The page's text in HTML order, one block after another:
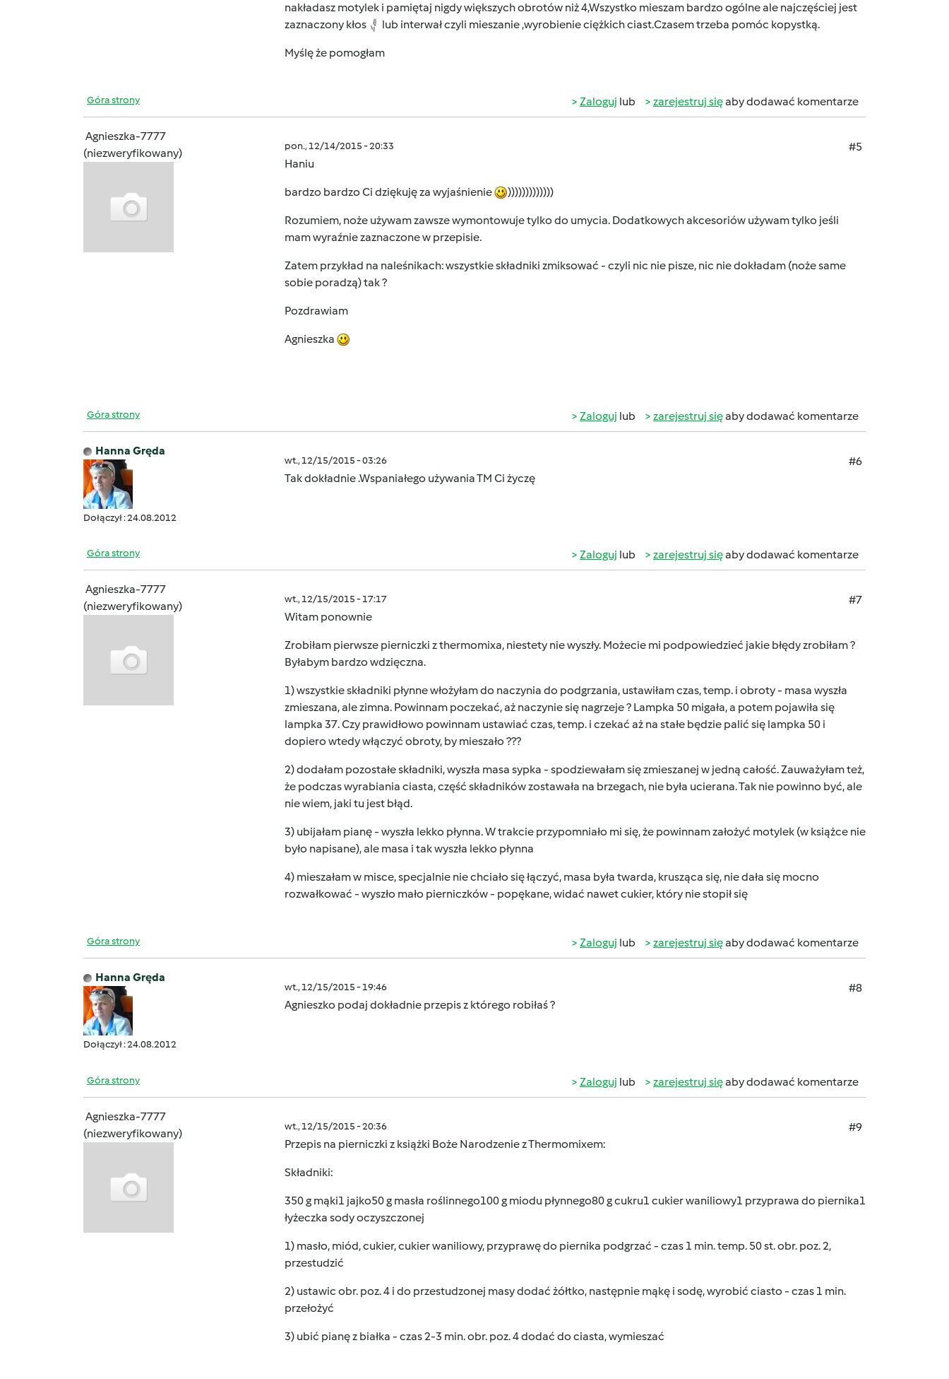
nakładasz motylek i pamiętaj nigdy większych obrotów niż 4,Wszystko mieszam bardzo ogólne ale najczęściej jest
zaznaczony kłos
lub interwał czyli mieszanie ,wyrobienie ciężkich ciast.Czasem trzeba pomóc kopystką.
Myślę że pomogłam
Góra strony Zaloguj lub zarejestruj sięaby dodawać komentarze
Agnieszka-7777
(niezweryfikowany)
pon., 12/14/2015 - 20:33
#5
Haniu
bardzo bardzo Ci dziękuję za wyjaśnienie )))))))))))))
Rozumiem, noże używam zawsze wymontowuje tylko do umycia. Dodatkowych akcesoriów używam tylko jeśli
mam wyraźnie zaznaczone w przepisie.
Zatem przykład na naleśnikach: wszystkie składniki zmiksować - czyli nic nie pisze, nic nie dokładam (noże same
sobie poradzą) tak ?
Pozdrawiam
Agnieszka
Góra strony Zaloguj lub zarejestruj sięaby dodawać komentarze
Hanna Gręda
Dołączył : 24.08.2012
wt., 12/15/2015 - 03:26
#6
Tak dokładnie .Wspaniałego używania TM Ci życzę
Góra strony Zaloguj lub zarejestruj sięaby dodawać komentarze
Agnieszka-7777
(niezweryfikowany)
wt., 12/15/2015 - 17:17
#7
Witam ponownie
Zrobiłam pierwsze pierniczki z thermomixa, niestety nie wyszły. Możecie mi podpowiedzieć jakie błędy zrobiłam ?
Byłabym bardzo wdzięczna.
1) wszystkie składniki płynne włożyłam do naczynia do podgrzania, ustawiłam czas, temp. i obroty - masa wyszła
zmieszana, ale zimna. Powinnam poczekać, aż naczynie się nagrzeje ? Lampka 50 migała, a potem pojawiła się
lampka 37. Czy prawidłowo powinnam ustawiać czas, temp. i czekać aż na stałe będzie palić się lampka 50 i
dopiero wtedy włączyć obroty, by mieszało ???
2) dodałam pozostałe składniki, wyszła masa sypka - spodziewałam się zmieszanej w jedną całość. Zauważyłam też,
że podczas wyrabiania ciasta, część składników zostawała na brzegach, nie była ucierana. Tak nie powinno być, ale
nie wiem, jaki tu jest błąd.
3) ubijałam pianę - wyszła lekko płynna. W trakcie przypomniało mi się, że powinnam założyć motylek (w książce nie
było napisane), ale masa i tak wyszła lekko płynna
4) mieszałam w misce, specjalnie nie chciało się łączyć, masa była twarda, krusząca się, nie dała się mocno
rozwałkować - wyszło mało pierniczków - popękane, widać nawet cukier, który nie stopił się
Góra strony Zaloguj lub zarejestruj sięaby dodawać komentarze
Hanna Gręda
Dołączył : 24.08.2012
wt., 12/15/2015 - 19:46
#8
Agnieszko podaj dokładnie przepis z którego robiłaś ?
Góra strony Zaloguj lub zarejestruj sięaby dodawać komentarze
Agnieszka-7777
(niezweryfikowany)
wt., 12/15/2015 - 20:36
#9
Przepis na pierniczki z książki Boże Narodzenie z Thermomixem:
Składniki:
350 g mąki1 jajko50 g masła roślinnego100 g miodu płynnego80 g cukru1 cukier waniliowy1 przyprawa do piernika1
łyżeczka sody oczyszczonej
1) masło, miód, cukier, cukier waniliowy, przyprawę do piernika podgrzać - czas 1 min. temp. 50 st. obr. poz. 2,
przestudzić
2) ustawic obr. poz. 4 i do przestudzonej masy dodać żółtko, następnie mąkę i sodę, wyrobić ciasto - czas 1 min.
przełożyć
3) ubić pianę z białka - czas 2-3 min. obr. poz. 4 dodać do ciasta, wymieszać